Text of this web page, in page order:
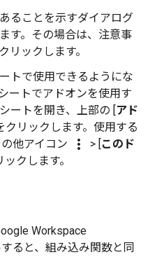
ることを示すダイアログ
す。その場合は、注意事
リックします。
トで使用できるようにな
ートでアドオンを使用す
ートを開き、上部の [アド
クリックします。使用する
他アイコン
more_vert > [このド
クします。
Workspace
ると、組み込み関数と同